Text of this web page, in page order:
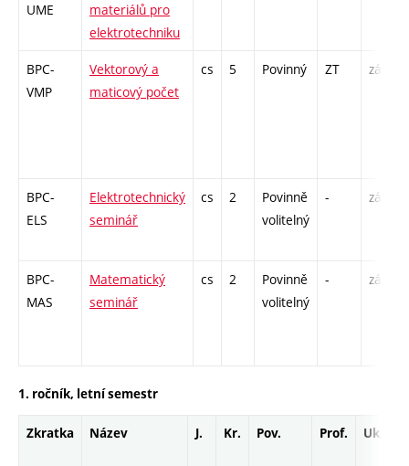
UME
materiálů pro
elektrotechniku
BPC-
VMP
Vektorový a
maticový počet
cs 5 Povinný ZT zá,zk
BPC-
ELS
Elektrotechnický
seminář
cs 2
Povinně
volitelný
- zá
BPC-
MAS
Matematický
seminář
cs 2
Povinně
volitelný
- zá
1. ročník, letní semestr
Zkratka Název J. Kr. Pov. Prof. Uk.